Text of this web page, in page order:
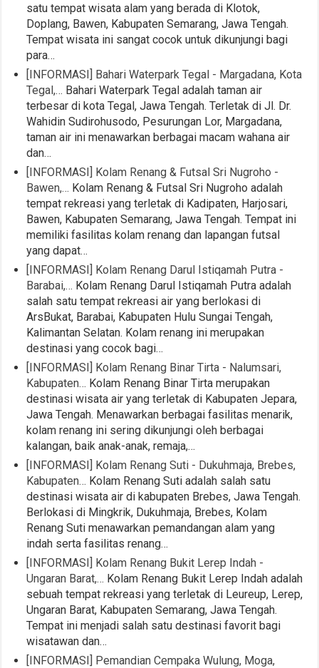
satu tempat wisata alam yang berada di Klotok,
Doplang, Bawen, Kabupaten Semarang, Jawa Tengah.
Tempat wisata ini sangat cocok untuk dikunjungi bagi
para…
[INFORMASI] Bahari Waterpark Tegal - Margadana, Kota
Tegal,… Bahari Waterpark Tegal adalah taman air
terbesar di kota Tegal, Jawa Tengah. Terletak di Jl. Dr.
Wahidin Sudirohusodo, Pesurungan Lor, Margadana,
taman air ini menawarkan berbagai macam wahana air
dan…
[INFORMASI] Kolam Renang & Futsal Sri Nugroho -
Bawen,… Kolam Renang & Futsal Sri Nugroho adalah
tempat rekreasi yang terletak di Kadipaten, Harjosari,
Bawen, Kabupaten Semarang, Jawa Tengah. Tempat ini
memiliki fasilitas kolam renang dan lapangan futsal
yang dapat…
[INFORMASI] Kolam Renang Darul Istiqamah Putra -
Barabai,… Kolam Renang Darul Istiqamah Putra adalah
salah satu tempat rekreasi air yang berlokasi di
ArsBukat, Barabai, Kabupaten Hulu Sungai Tengah,
Kalimantan Selatan. Kolam renang ini merupakan
destinasi yang cocok bagi…
[INFORMASI] Kolam Renang Binar Tirta - Nalumsari,
Kabupaten… Kolam Renang Binar Tirta merupakan
destinasi wisata air yang terletak di Kabupaten Jepara,
Jawa Tengah. Menawarkan berbagai fasilitas menarik,
kolam renang ini sering dikunjungi oleh berbagai
kalangan, baik anak-anak, remaja,…
[INFORMASI] Kolam Renang Suti - Dukuhmaja, Brebes,
Kabupaten… Kolam Renang Suti adalah salah satu
destinasi wisata air di kabupaten Brebes, Jawa Tengah.
Berlokasi di Mingkrik, Dukuhmaja, Brebes, Kolam
Renang Suti menawarkan pemandangan alam yang
indah serta fasilitas renang…
[INFORMASI] Kolam Renang Bukit Lerep Indah -
Ungaran Barat,… Kolam Renang Bukit Lerep Indah adalah
sebuah tempat rekreasi yang terletak di Leureup, Lerep,
Ungaran Barat, Kabupaten Semarang, Jawa Tengah.
Tempat ini menjadi salah satu destinasi favorit bagi
wisatawan dan…
[INFORMASI] Pemandian Cempaka Wulung, Moga,